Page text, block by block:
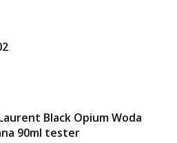
Black Opium Woda
90ml tester